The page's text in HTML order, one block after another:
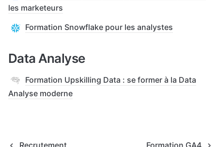
les marketeurs
Formation Snowflake pour les analystes
Data Analyse
Formation Upskilling Data : se former à la Data
Analyse moderne
Recrutement Formation GA4